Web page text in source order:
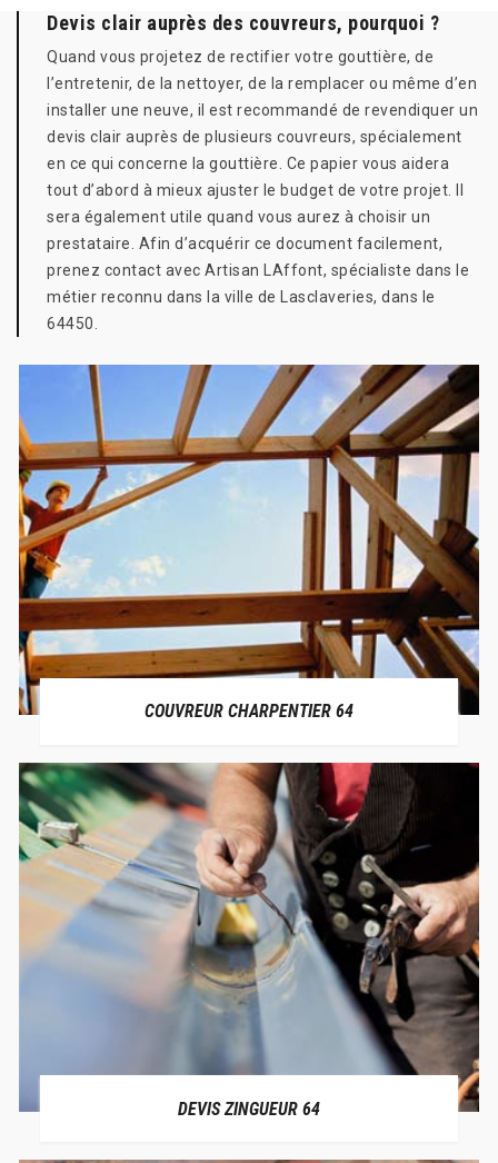
Devis clair auprès des couvreurs, pourquoi ?
Quand vous projetez de rectifier votre gouttière, de
l’entretenir, de la nettoyer, de la remplacer ou même d’en
installer une neuve, il est recommandé de revendiquer un
devis clair auprès de plusieurs couvreurs, spécialement
en ce qui concerne la gouttière. Ce papier vous aidera
tout d’abord à mieux ajuster le budget de votre projet. Il
sera également utile quand vous aurez à choisir un
prestataire. Afin d’acquérir ce document facilement,
prenez contact avec Artisan LAffont, spécialiste dans le
métier reconnu dans la ville de Lasclaveries, dans le
64450.
COUVREUR CHARPENTIER 64
DEVIS ZINGUEUR 64